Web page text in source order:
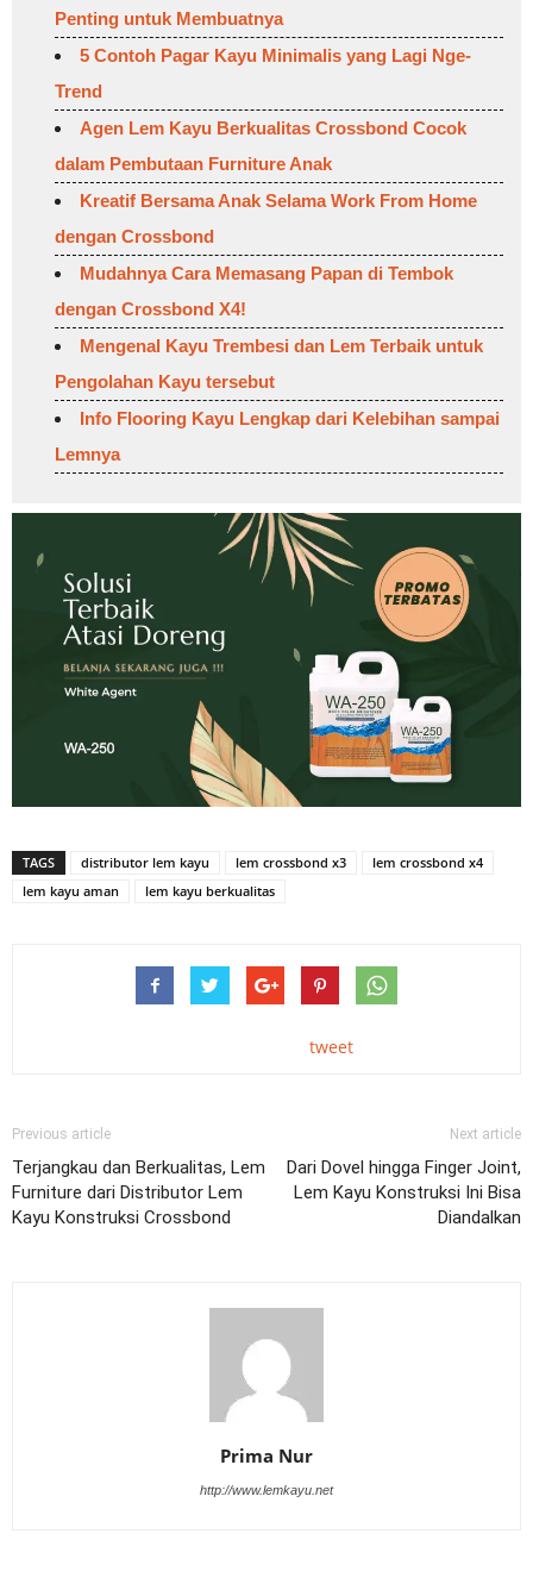
Penting untuk Membuatnya
5 Contoh Pagar Kayu Minimalis yang Lagi Nge-
Trend
Agen Lem Kayu Berkualitas Crossbond Cocok
dalam Pembutaan Furniture Anak
Kreatif Bersama Anak Selama Work From Home
dengan Crossbond
Mudahnya Cara Memasang Papan di Tembok
dengan Crossbond X4!
Mengenal Kayu Trembesi dan Lem Terbaik untuk
Pengolahan Kayu tersebut
Info Flooring Kayu Lengkap dari Kelebihan sampai
Lemnya
TAGS distributor lem kayu lem crossbond x3
lem crossbond x4
lem kayu aman
lem kayu berkualitas
tweet
Previous article
Terjangkau dan Berkualitas, Lem
Furniture dari Distributor Lem
Kayu Konstruksi Crossbond
Next article
Dari Dovel hingga Finger Joint,
Lem Kayu Konstruksi Ini Bisa
Diandalkan
Prima Nur
http://www.lemkayu.net